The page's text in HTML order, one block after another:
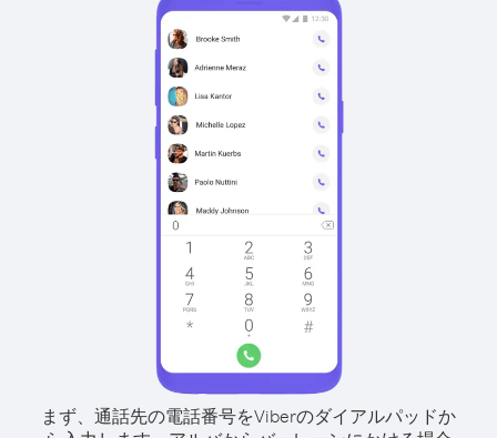
まず、通話先の電話番号をViberのダイアルパッドか